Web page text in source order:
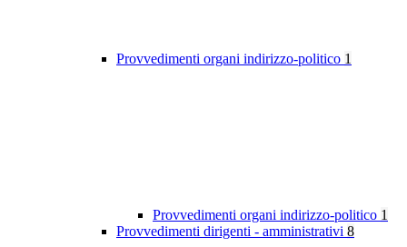
Provvedimenti organi indirizzo-politico 1
Provvedimenti organi indirizzo-politico 1
Provvedimenti dirigenti - amministrativi 8